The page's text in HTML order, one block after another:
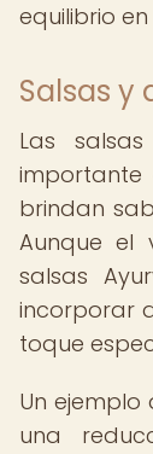
equilibrio
Salsas y
Las
importante
brindan
Aunque el
salsas
incorporar
toque
Un
una